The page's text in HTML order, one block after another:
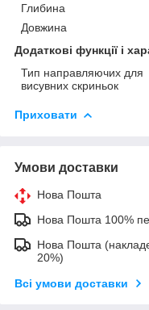
Глибина
Довжина
Додаткові функції і
Тип направляючих для
висувних скриньок
Приховати
Умови доставки
Нова Пошта
Нова Пошта 100%
Нова Пошта
20%)
Всі умови доставки